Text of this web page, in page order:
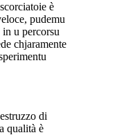
è
pudemu
u percorsu
chjaramente